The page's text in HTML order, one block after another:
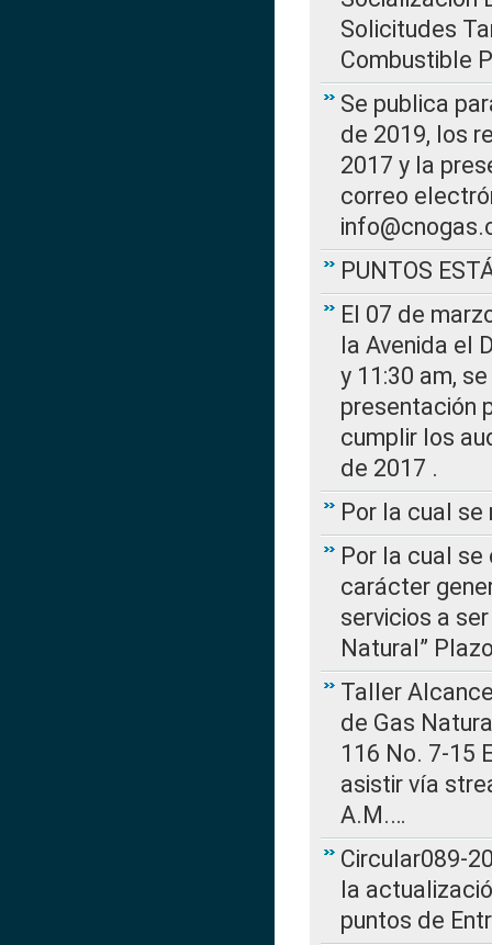
Solicitudes
Combustible
Se publica
de 2019, los
2017 y la
correo
PUNTOS
El 07 de
la Avenida el
y 11:30 am,
presentación
cumplir los
de 2017 .
Por la cual se
Por la cual
carácter
servicios a
Natural”
Taller
de Gas
116 No. 7-15
asistir vía
A.M.…
Circular089-
la
puntos de